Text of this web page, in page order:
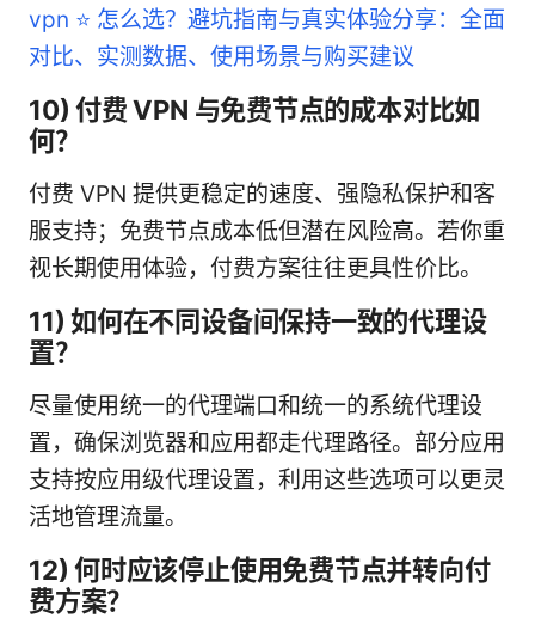
vpn ⭐ 怎么选？避坑指南与真实体验分享：全面
对比、实测数据、使用场景与购买建议
10) 付费 VPN 与免费节点的成本对比如
何？
付费 VPN 提供更稳定的速度、强隐私保护和客
服支持；免费节点成本低但潜在风险高。若你重
视长期使用体验，付费方案往往更具性价比。
11) 如何在不同设备间保持一致的代理设
置？
尽量使用统一的代理端口和统一的系统代理设
置，确保浏览器和应用都走代理路径。部分应用
支持按应用级代理设置，利用这些选项可以更灵
活地管理流量。
12) 何时应该停止使用免费节点并转向付
费方案？